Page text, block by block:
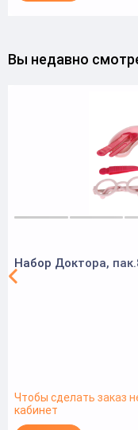
Вы недавно
Набор Доктора,
Чтобы сделать заказ
кабинет